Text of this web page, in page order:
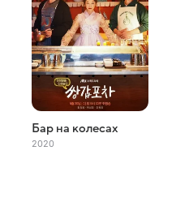
Бар на колесах
2020